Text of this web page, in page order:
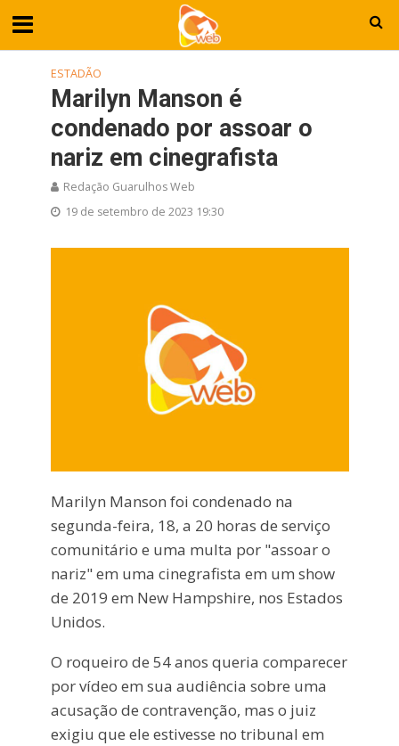
ESTADÃO
Marilyn Manson é
condenado por assoar o
nariz em cinegrafista
Redação Guarulhos Web
19 de setembro de 2023 19:30
Marilyn Manson foi condenado na
segunda-feira, 18, a 20 horas de serviço
comunitário e uma multa por "assoar o
nariz" em uma cinegrafista em um show
de 2019 em New Hampshire, nos Estados
Unidos.
O roqueiro de 54 anos queria comparecer
por vídeo em sua audiência sobre uma
acusação de contravenção, mas o juiz
exigiu que ele estivesse no tribunal em